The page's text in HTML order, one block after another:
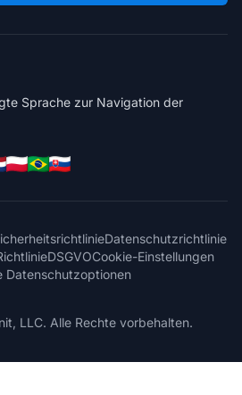
Sprache zur Navigation der
Datenschutzrichtlinie
DSGVOCookie-Einstellungen
Datenschutzoptionen
LLC. Alle Rechte vorbehalten.